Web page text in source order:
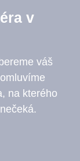
v
váš
na kterého